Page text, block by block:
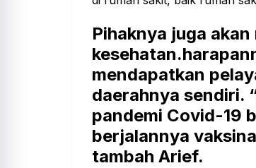
Pihaknya juga
mendapatkan
daerahnya sendiri.
pandemi Covid-19
berjalannya
tambah Arief.